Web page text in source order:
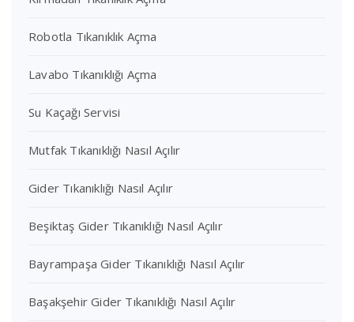
Robotla Tıkanıklık Açma
Lavabo Tıkanıklığı Açma
Su Kaçağı Servisi
Mutfak Tıkanıklığı Nasıl Açılır
Gider Tıkanıklığı Nasıl Açılır
Beşiktaş Gider Tıkanıklığı Nasıl Açılır
Bayrampaşa Gider Tıkanıklığı Nasıl Açılır
Başakşehir Gider Tıkanıklığı Nasıl Açılır